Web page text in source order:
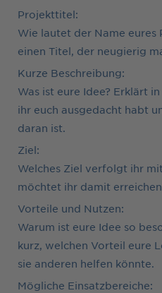
Projekttitel:
Wie lautet der Name eures
einen Titel, der neugierig
Kurze Beschreibung:
Was ist eure Idee? Erklärt
ihr euch ausgedacht habt
daran ist.
Ziel:
Welches Ziel verfolgt ihr
möchtet ihr damit
Vorteile und Nutzen:
Warum ist eure Idee so
kurz, welchen Vorteil eure
sie anderen helfen könnte.
Mögliche Einsatzbereiche: